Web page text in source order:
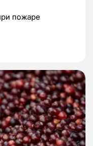
пожаре